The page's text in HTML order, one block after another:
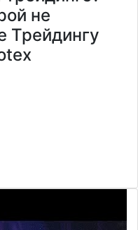
не
Трейдингу